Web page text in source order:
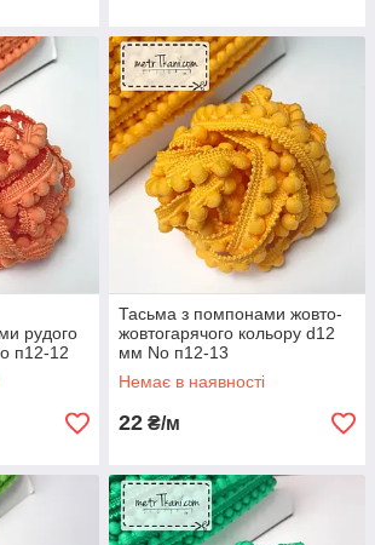
рудого
п12-12
Тасьма з помпонами жовто-
жовтогарячого кольору d12
мм No п12-13
Немає в наявності
22 ₴/м